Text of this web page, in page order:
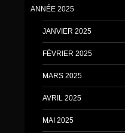
ANNÉE 2025
JANVIER 2025
FÉVRIER 2025
MARS 2025
AVRIL 2025
MAI 2025